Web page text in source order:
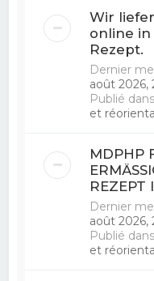
Wir
online
Rezept.
Dernier
août 2026,
Publié dans
et
MDPHP
REZEPT
Dernier
août 2026,
Publié dans
et